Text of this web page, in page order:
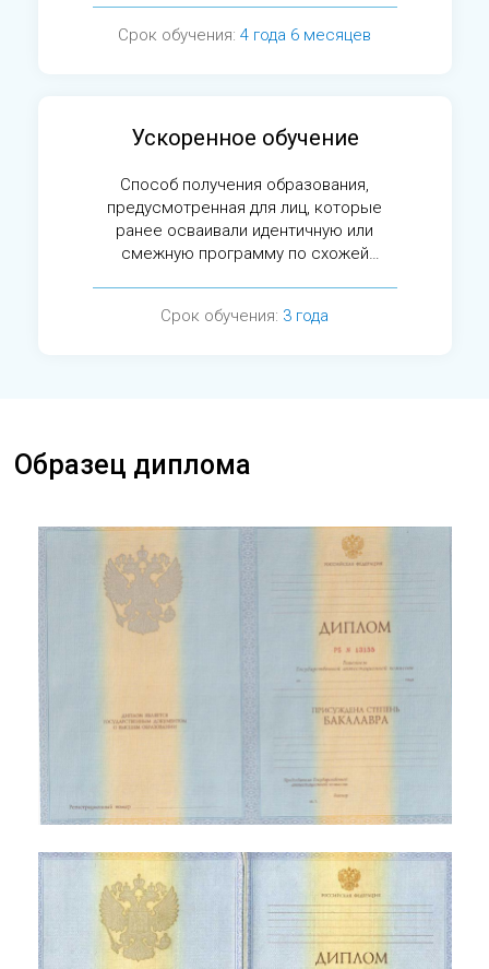
Срок обучения: 4 года 6 месяцев
Ускоренное обучение
Способ получения образования,
предусмотренная для лиц, которые
ранее осваивали идентичную или
смежную программу по схожей
Срок обучения: 3 года
Образец диплома